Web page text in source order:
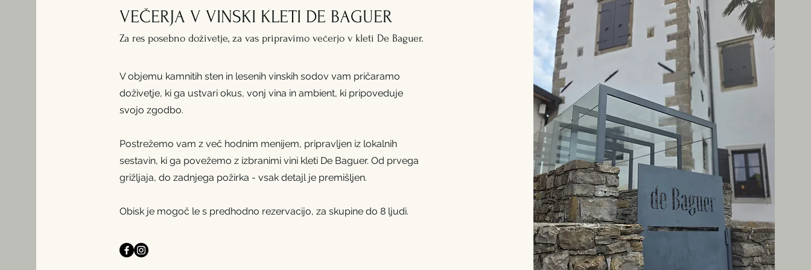
VEČERJA V VINSKI KLETI DE BAGUER
Za res posebno doživetje, za vas pripravimo večerjo v kleti De Baguer.
V objemu kamnitih sten in lesenih vinskih sodov vam pričaramo
doživetje, ki ga ustvari okus, vonj vina in ambient, ki pripoveduje
svojo zgodbo.
Postrežemo vam z več hodnim menijem, pripravljen iz lokalnih
sestavin, ki ga povežemo z izbranimi vini kleti De Baguer. Od prvega
grižljaja, do zadnjega požirka - vsak detajl je premišljen.
Obisk je mogoč le s predhodno rezervacijo, za skupine do 8 ljudi.